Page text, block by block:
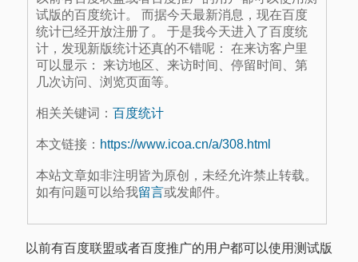
试版的百度统计。 而据今天最新消息，现在百度
统计已经开放注册了。 于是我今天进入了百度统
计，发现新版统计还真的不错呢： 在来访客户里
可以显示： 来访地区、来访时间、停留时间、第
几次访问、浏览页面等。
相关关键词： 百度统计
本文链接： https://www.icoa.cn/a/308.html
本站文章如非注明皆为原创，未经允许禁止转载。
如有问题可以给我留言或发邮件。
以前有百度联盟或者百度推广的用户都可以使用测试版